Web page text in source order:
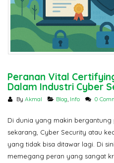
Peranan Vital
Dalam Industri Cyber
By Akmal Blog Info 0
Di dunia yang makin
sekarang, Cyber Security atau
yang tidak bisa ditawar lagi. Di
memegang peran yang sangat
Sertifikat SSL: Mengapa
Bisnis Anda Bisa
Tanpanya?
Harganya Berbeda? Ini
Penjelasannya